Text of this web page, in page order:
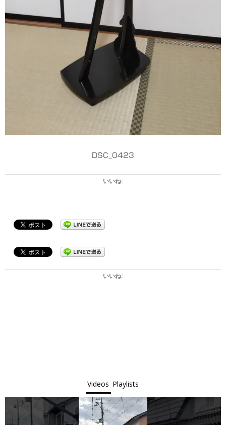
DSC_0423
いいね:
いいね:
Videos Playlists